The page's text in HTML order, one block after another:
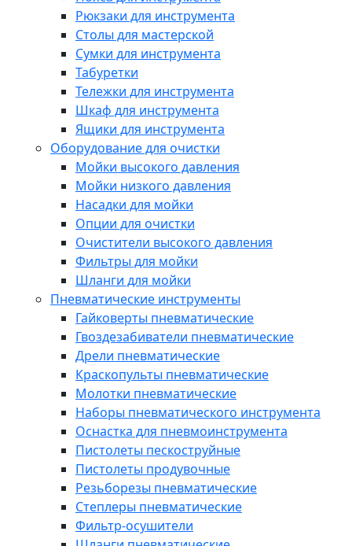
Рюкзаки для инструмента
Столы для мастерской
Сумки для инструмента
Табуретки
Тележки для инструмента
Шкаф для инструмента
Ящики для инструмента
Оборудование для очистки
Мойки высокого давления
Мойки низкого давления
Насадки для мойки
Опции для очистки
Очистители высокого давления
Фильтры для мойки
Шланги для мойки
Пневматические инструменты
Гайковерты пневматические
Гвоздезабиватели пневматические
Дрели пневматические
Краскопульты пневматические
Молотки пневматические
Наборы пневматического инструмента
Оснастка для пневмоинструмента
Пистолеты пескоструйные
Пистолеты продувочные
Резьборезы пневматические
Степлеры пневматические
Фильтр-осушители